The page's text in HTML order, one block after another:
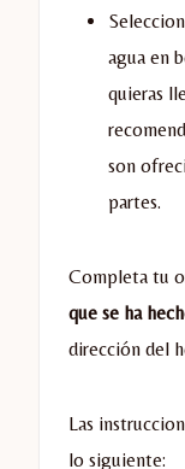
agua en
quieras
son
partes.
Completa tu
que se ha
dirección del
Las
lo siguiente: